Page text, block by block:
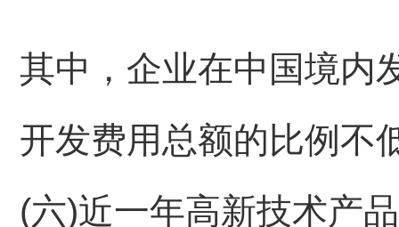
其中，企业在中国境内
开发费用总额的比例不
(六)近一年高新技术产